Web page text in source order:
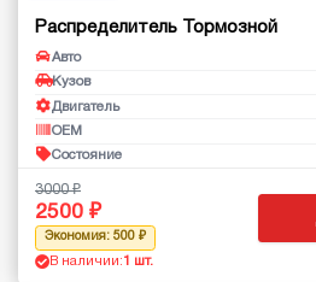
Распределитель Тормозной
Авто
Кузов
Двигатель
OEM
Состояние
3000
2500
Экономия: 500
В наличии: 1 шт.